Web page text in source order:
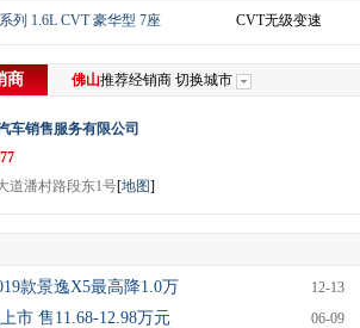
列 1.6L CVT 豪华型 7座 CVT无级变速
商 佛山推荐经销商 切换城市
车销售服务有限公司
道潘村路段东1号[地图]
款景逸X5最高降1.0万 12-13
市 售11.68-12.98万元 06-09